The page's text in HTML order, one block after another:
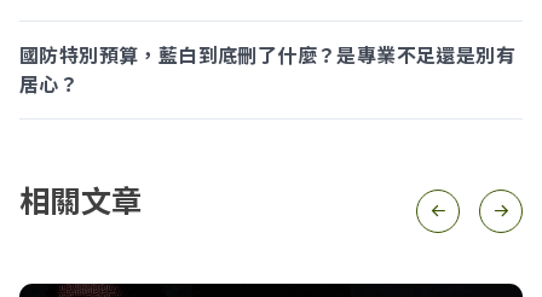
國防特別預算，藍白到底刪了什麼？是專業不足還是別有
居心？
相關文章